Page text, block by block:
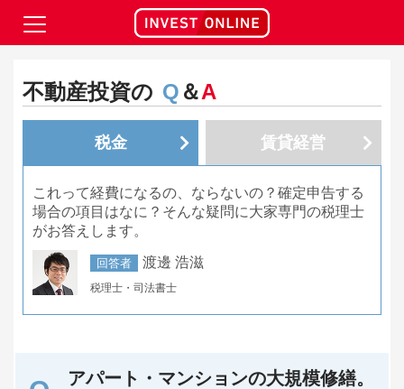
不動産投資の Q ＆A
税金 賃貸経営
これって経費になるの、ならないの？確定申告する
場合の項目はなに？そんな疑問に大家専門の税理士
がお答えします。
回答者 渡邊 浩滋
税理士・司法書士
アパート・マンションの大規模修繕。